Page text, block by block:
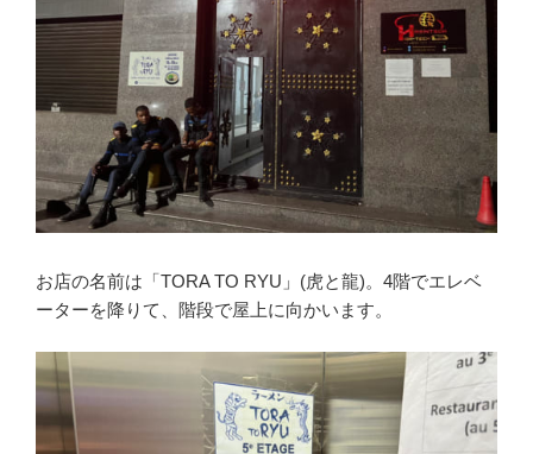
お店の名前は「TORA TO RYU」(虎と龍)。4階でエレベ
ーターを降りて、階段で屋上に向かいます。